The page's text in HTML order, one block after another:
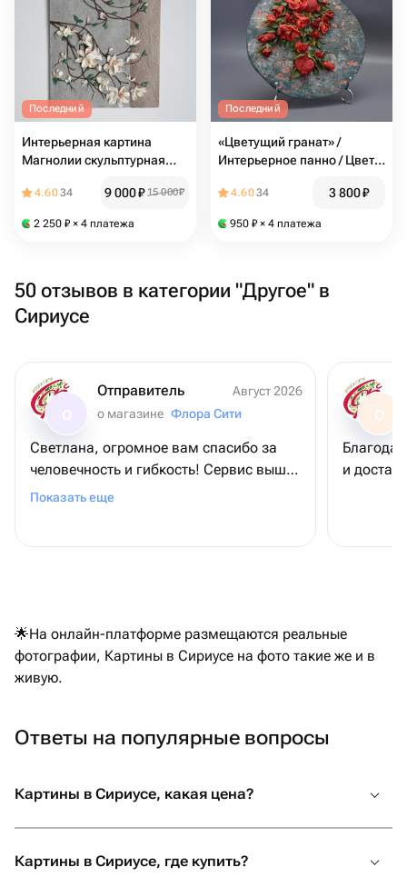
Последний
Интерьерная картина
Магнолии скульптурная
4.6034 9 000₽ 15 000₽
2 250 ₽ × 4 платежа
Последний
«Цветущий гранат» /
Интерьерное панно / Цветы
живопись
4.6034 3 800₽
950 ₽ × 4 платежа
50 отзывов в категории "Другое" в
Сириусе
Отправитель
Август 2026
о магазине Флора Сити
Светлана, огромное вам спасибо за
человечность и гибкость! Сервис выше
всяких похвал и букет очень красивый ♥️
Показать еще
О
и
🌟На онлайн-платформе размещаются реальные
фотографии, Картины в Сириусе на фото такие же и в
живую.
Ответы на популярные вопросы
Картины в Сириусе, какая цена?
Картины в Сириусе, где купить?